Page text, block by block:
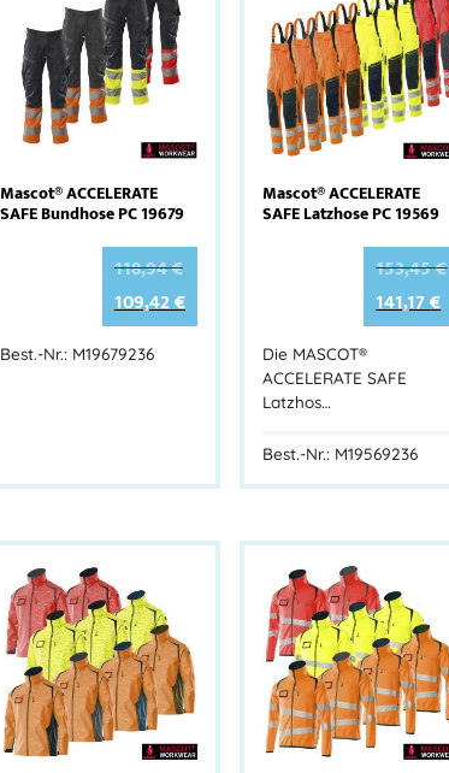
Mascot® ACCELERATE
SAFE Bundhose PC 19679
118,94€
109,42€
Best.-Nr.: M19679236
Mascot® ACCELERATE
SAFE Latzhose PC 19569
153,45€
141,17€
Die MASCOT®
ACCELERATE SAFE
Latzhos…
Best.-Nr.: M19569236